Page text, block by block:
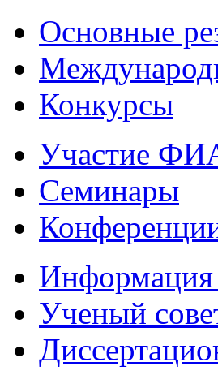
Основные
Конкурсы
Участие
Семинары
Ученый